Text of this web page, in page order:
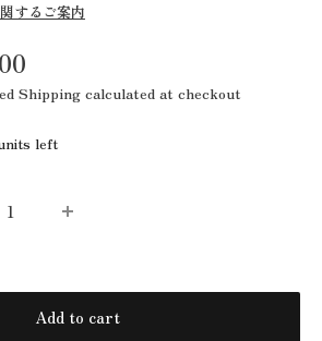
するご案内
Shipping calculated at checkout
left
Add to cart